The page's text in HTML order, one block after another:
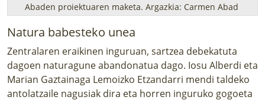
Abaden proiektuaren maketa. Argazkia: Carmen Abad
Natura babesteko unea
Zentralaren eraikinen inguruan, sartzea debekatuta
dagoen naturagune abandonatua dago. Iosu Alberdi eta
Marian Gaztainaga Lemoizko Etzandarri mendi taldeko
antolatzaile nagusiak dira eta horren inguruko gogoeta